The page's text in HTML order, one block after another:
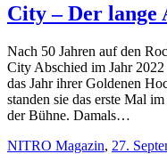
City – Der lange
Nach 50 Jahren auf den
City Abschied im Jahr
das Jahr ihrer Goldenen
standen sie das erste Mal
der Bühne. Damals…
NITRO Magazin, 27.